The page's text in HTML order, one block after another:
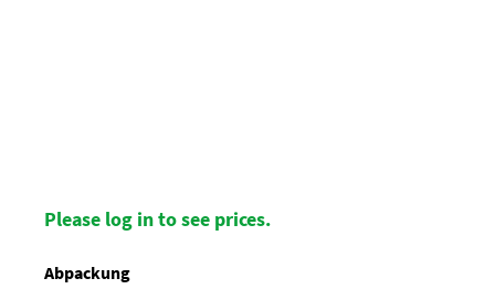
Please log in to see prices.
Select
Abpackung